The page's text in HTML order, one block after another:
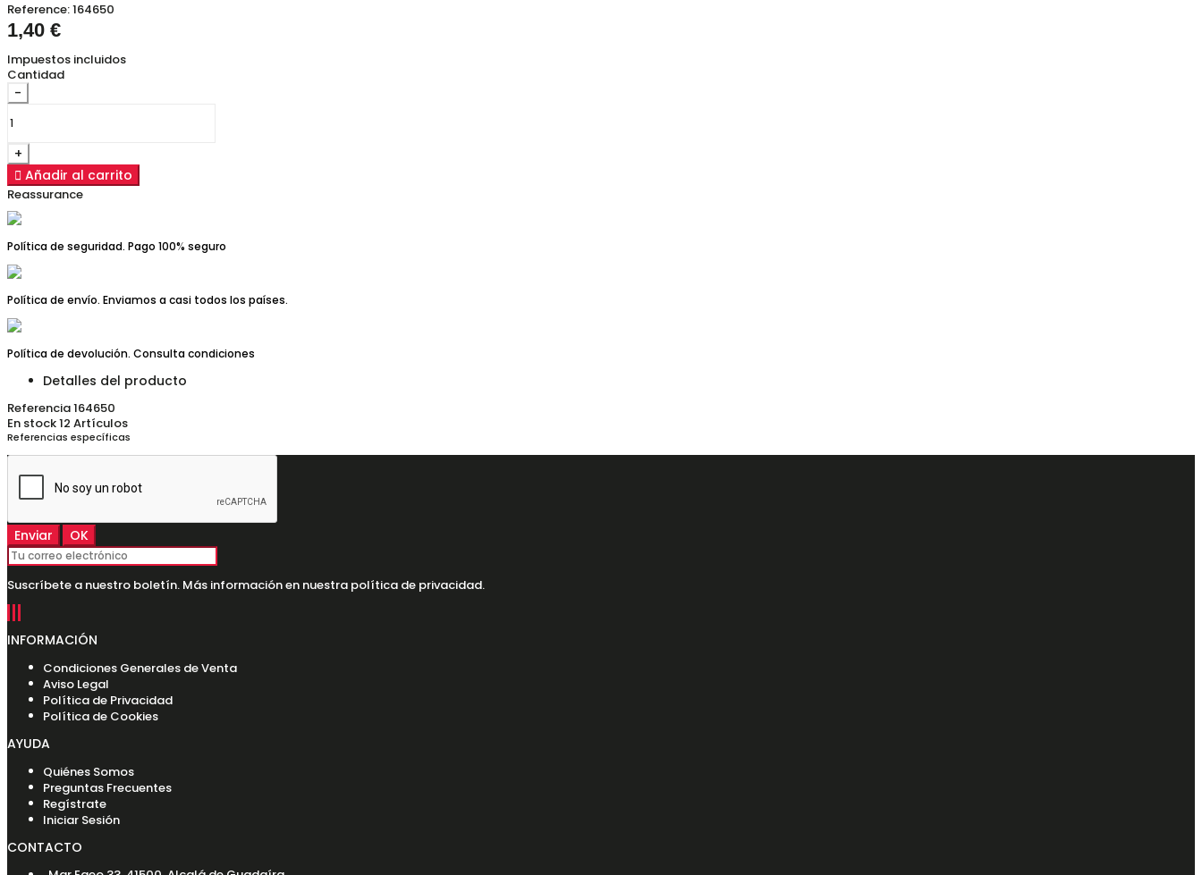
Reference:164650
1,40 €
Impuestos incluidos
Cantidad
-
+
 Añadir al carrito
Reassurance
Política de seguridad. Pago 100% seguro
Política de envío. Enviamos a casi todos los países.
Política de devolución. Consulta condiciones
Detalles del producto
Referencia164650
En stock12 Artículos
Referencias específicas
Suscríbete a nuestro boletín. Más información en nuestra política de privacidad.
INFORMACIÓN
Condiciones Generales de Venta
Aviso Legal
Política de Privacidad
Política de Cookies
AYUDA
Quiénes Somos
Preguntas Frecuentes
Regístrate
Iniciar Sesión
CONTACTO